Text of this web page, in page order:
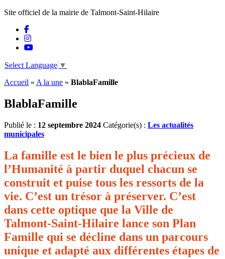
Site officiel de la mairie de Talmont-Saint-Hilaire
Select Language ▼
Accueil » A la une » BlablaFamille
BlablaFamille
Publié le : 12 septembre 2024 Catégorie(s) : Les actualités
municipales
La famille est le bien le plus précieux de
l’Humanité à partir duquel chacun se
construit et puise tous les ressorts de la
vie. C’est un trésor à préserver. C’est
dans cette optique que la Ville de
Talmont-Saint-Hilaire lance son Plan
Famille qui se décline dans un parcours
unique et adapté aux différentes étapes de